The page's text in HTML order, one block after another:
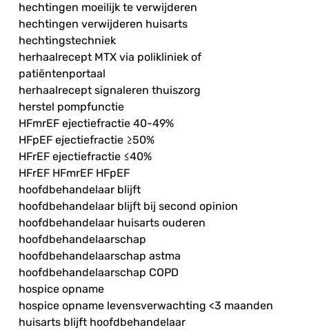
hechtingen moeilijk te verwijderen
hechtingen verwijderen huisarts
hechtingstechniek
herhaalrecept MTX via polikliniek of
patiëntenportaal
herhaalrecept signaleren thuiszorg
herstel pompfunctie
HFmrEF ejectiefractie 40-49%
HFpEF ejectiefractie ≥50%
HFrEF ejectiefractie ≤40%
HFrEF HFmrEF HFpEF
hoofdbehandelaar blijft
hoofdbehandelaar blijft bij second opinion
hoofdbehandelaar huisarts ouderen
hoofdbehandelaarschap
hoofdbehandelaarschap astma
hoofdbehandelaarschap COPD
hospice opname
hospice opname levensverwachting <3 maanden
huisarts blijft hoofdbehandelaar